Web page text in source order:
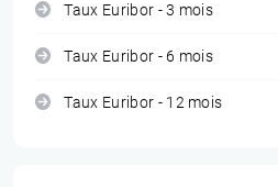
Taux Euribor - 3 mois
Taux Euribor - 6 mois
Taux Euribor - 12 mois